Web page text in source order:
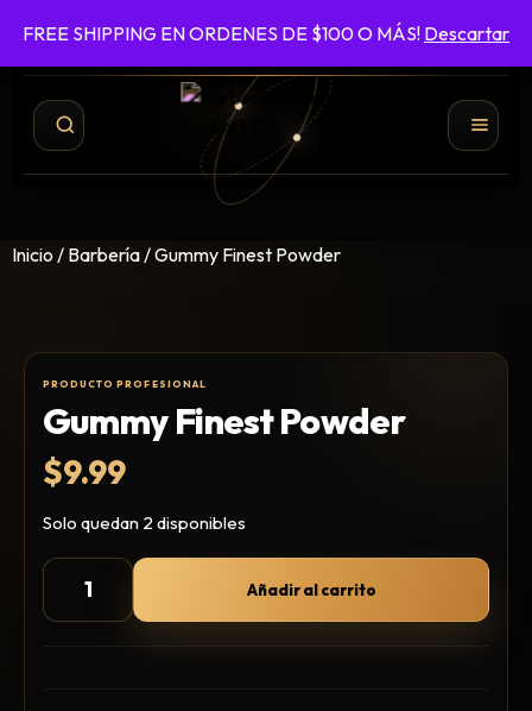
FREE SHIPPING EN ORDENES DE $100 O MÁS! Descartar
Shampoo y Conditioner
Hair Spray
Mousse, Gels y Styling
Protector de Calor
Inicio / Barbería/ Gummy Finest Powder
Gummy Finest Powder
$9.99
Solo quedan 2 disponibles
Añadir al carrito